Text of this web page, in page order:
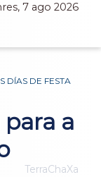
7 ago 2026
DÍAS DE FESTA
a
TerraChaXa